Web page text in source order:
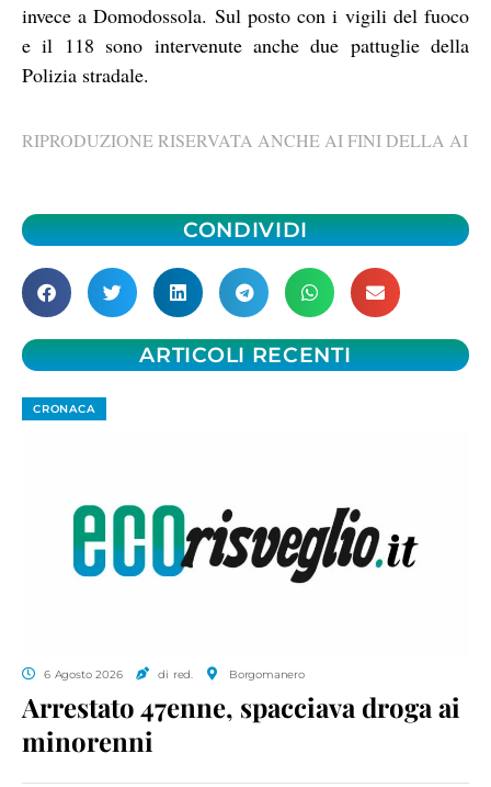
invece a Domodossola. Sul posto con i vigili del fuoco
e il 118 sono intervenute anche due pattuglie della
Polizia stradale.
RIPRODUZIONE RISERVATA ANCHE AI FINI DELLA AI
CONDIVIDI
ARTICOLI RECENTI
CRONACA
6 Agosto 2026 di red. Borgomanero
Arrestato 47enne, spacciava droga ai
minorenni